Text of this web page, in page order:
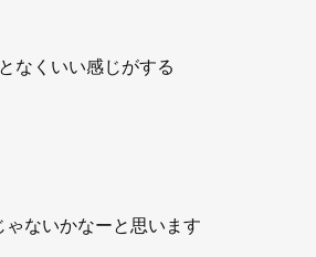
なくいい感じがする
ゃないかなーと思います